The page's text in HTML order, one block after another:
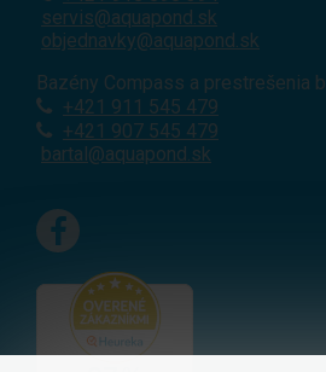
servis@aquapond.sk
objednavky@aquapond.sk
Bazény Compass a prestrešenia
+421 911 545 479
+421 907 545 479
bartal@aquapond.sk